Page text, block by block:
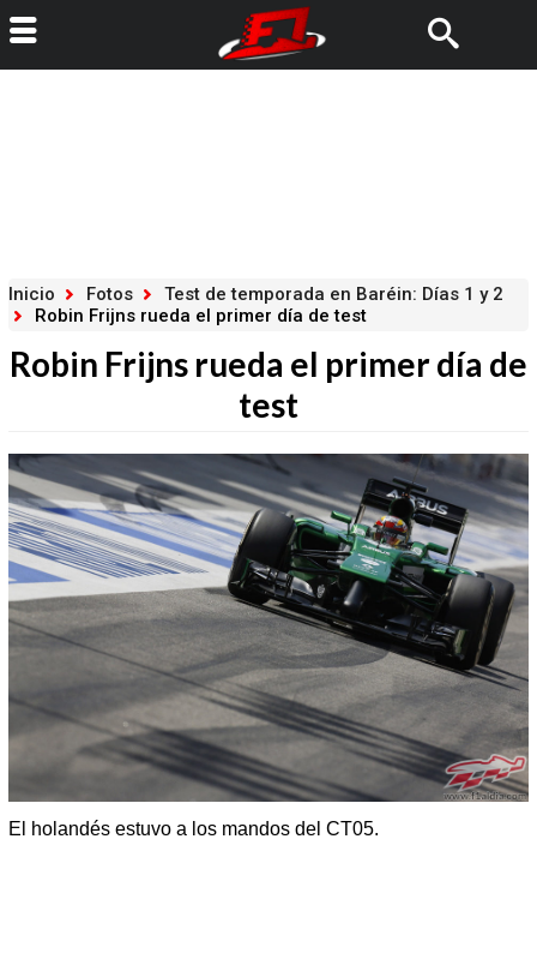
Inicio Fotos
Test de temporada en Baréin: Días 1 y 2
Robin Frijns rueda el primer día de test
Robin Frijns rueda el primer día de
test
El holandés estuvo a los mandos del CT05.